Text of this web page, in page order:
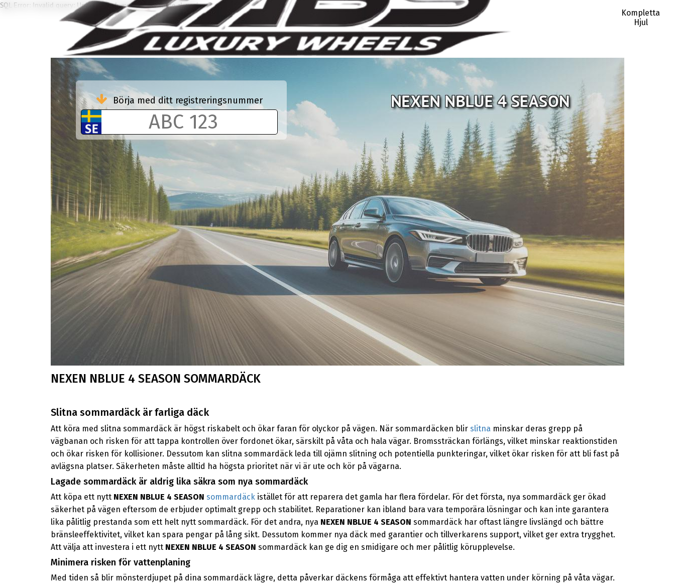
Kompletta
Hjul
SQL Error: Invalid query: Unknown column 'NBL' in 'where clause'
Börja med ditt registreringsnummer
NEXEN NBLUE 4 SEASON SOMMARDÄCK
Slitna sommardäck är farliga däck
Att köra med slitna sommardäck är högst riskabelt och ökar faran för olyckor på vägen. När sommardäcken blir slitna minskar deras grepp på
vägbanan och risken för att tappa kontrollen över fordonet ökar, särskilt på våta och hala vägar. Bromssträckan förlängs, vilket minskar reaktionstiden
och ökar risken för kollisioner. Dessutom kan slitna sommardäck leda till ojämn slitning och potentiella punkteringar, vilket ökar risken för att bli fast på
avlägsna platser. Säkerheten måste alltid ha högsta prioritet när vi är ute och kör på vägarna.
Lagade sommardäck är aldrig lika säkra som nya sommardäck
Att köpa ett nytt NEXEN NBLUE 4 SEASON sommardäckistället för att reparera det gamla har flera fördelar. För det första, nya sommardäck ger ökad
säkerhet på vägen eftersom de erbjuder optimalt grepp och stabilitet. Reparationer kan ibland bara vara temporära lösningar och kan inte garantera
lika pålitlig prestanda som ett helt nytt sommardäck. För det andra, nya NEXEN NBLUE 4 SEASON sommardäck har oftast längre livslängd och bättre
bränsleeffektivitet, vilket kan spara pengar på lång sikt. Dessutom kommer nya däck med garantier och tillverkarens support, vilket ger extra trygghet.
Att välja att investera i ett nytt NEXEN NBLUE 4 SEASON sommardäck kan ge dig en smidigare och mer pålitlig körupplevelse.
Minimera risken för vattenplaning
Med tiden så blir mönsterdjupet på dina sommardäck lägre, detta påverkar däckens förmåga att effektivt hantera vatten under körning på våta vägar.